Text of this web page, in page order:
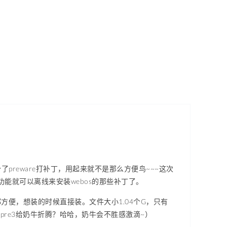
preware打补丁，用起来就不是那么方便鸟~~~这次
就可以离线来安装webos的那些补丁了。
便，想装的时候直接装。文件大小1.04个G，只有
给奶牛折腾？哈哈，奶牛会不胜感激滴~）